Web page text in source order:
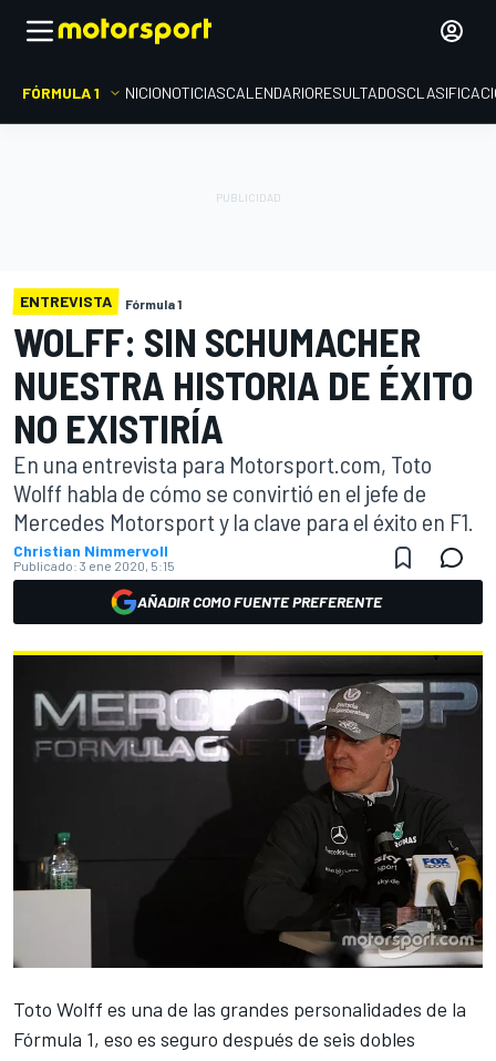
FÓRMULA 1 INICIONOTICIASCALENDARIORESULTADOS
ENTREVISTA Fórmula 1
WOLFF: SIN SCHUMACHER
NUESTRA HISTORIA DE ÉXITO
NO EXISTIRÍA
En una entrevista para Motorsport.com, Toto
Wolff habla de cómo se convirtió en el jefe de
Mercedes Motorsport y la clave para el éxito en F1.
Christian Nimmervoll
Publicado: 3 ene 2020, 5:15
AÑADIR COMO FUENTE PREFERENTE
Toto Wolff es una de las grandes personalidades de la
Fórmula 1, eso es seguro después de seis dobles